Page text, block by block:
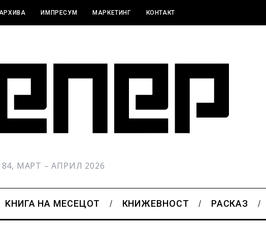
ИМПРЕСУМ МАРКЕТИНГ КОНТАКТ
МАРТ – АПРИЛ 2026
KНИГА НА МЕСЕЦОТ КНИЖЕВНОСТ РАСКАЗ